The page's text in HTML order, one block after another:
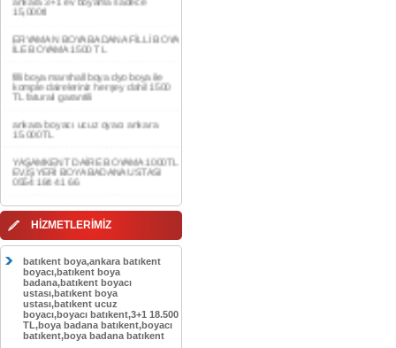
ERYAMAN BOYA BADANA FİLLİ BOYA
İLE BOYAMA 1500 TL
filli boya marshall boya dyo boya ile
komple daireleriniz herşey dahil 1500
ankara boyacı ucuz oyacı ankara
15.000TL
YAŞAMKENT DAİRE BOYAMA 1000TL
EV,İŞYERİ BOYA BADANA USTASI
AKDERE DAİRE BOYAMA 1000TL
EV,İŞYERİ BOYA BADANA USTASI
CEBECİ DAİRE BOYAMA 1000TL
0554 184 41 66
HASKÖY DAİRE BOYAMA 1000TL
EV,İŞYERİ BOYA BADANA USTASI
0554 184 41 66
GÖLBAŞI DAİRE BOYAMA 1000TL
EV,İŞYERİ BOYA BADANA USTASI
0554 184 41 66
HİZMETLERİMİZ
batıkent boya,ankara batıkent
boyacı,batıkent boya
badana,batıkent boyacı
ustası,batıkent boya
ustası,batıkent ucuz
boyacı,boyacı batıkent,3+1 18.500
TL,boya badana batıkent,boyacı
batıkent,boya badana batıkent